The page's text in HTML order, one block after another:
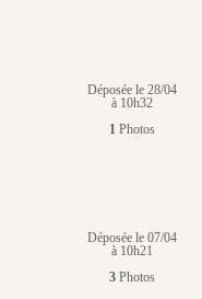
Déposée le 28/04
à 10h32
1 Photos
Déposée le 07/04
à 10h21
3 Photos